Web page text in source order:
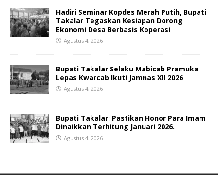
Hadiri Seminar Kopdes Merah Putih, Bupati
Takalar Tegaskan Kesiapan Dorong
Ekonomi Desa Berbasis Koperasi
Agustus 4, 2026
Bupati Takalar Selaku Mabicab Pramuka
Lepas Kwarcab Ikuti Jamnas XII 2026
Agustus 4, 2026
Bupati Takalar: Pastikan Honor Para Imam
Dinaikkan Terhitung Januari 2026.
Agustus 4, 2026